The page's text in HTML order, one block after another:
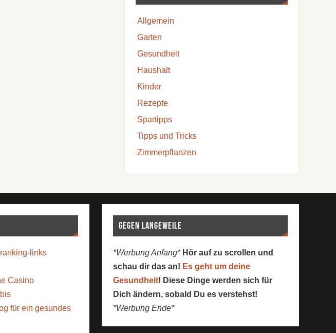
Allgemein
Garten
Gesundheit
Haushalt
Kinder
Rezepte
Spartipps
Tipps und Tricks
Zimmerpflanzen
Casino
für ein gesundes
Gegen Langeweile
*Werbung Anfang* Hör auf zu scrollen und
schau dir das an! Es geht um deine
Gesundheit! Diese Dinge werden sich für
Dich ändern, sobald Du es verstehst!
*Werbung Ende*